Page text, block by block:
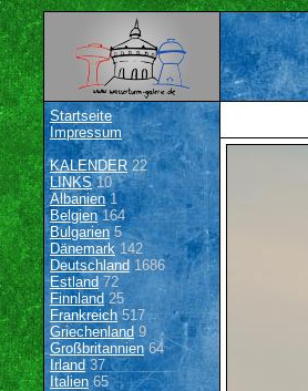
Startseite
Impressum
KALENDER22
LINKS10
Albanien1
Belgien164
Bulgarien 5
Dänemark142
Deutschland 1686
Estland 72
Finnland 25
Frankreich517
Griechenland9
Großbritannien64
Irland 37
Italien65